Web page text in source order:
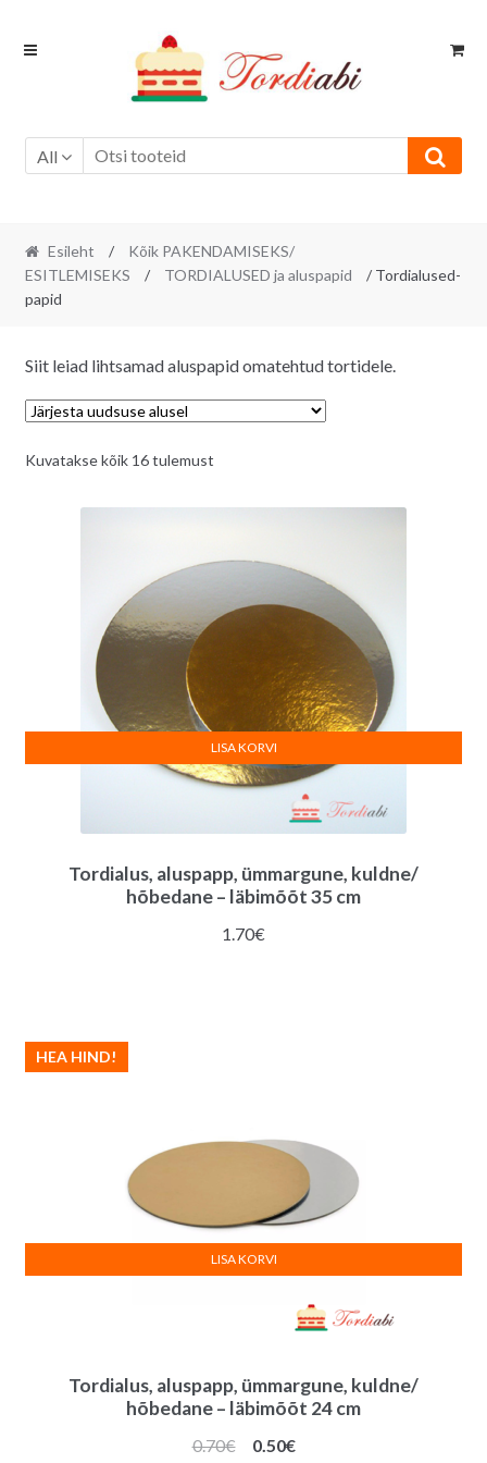
Skip
Skip
All
Esileht /
Kõik PAKENDAMISEKS/
ESITLEMISEKS
/ TORDIALUSED ja aluspapid
/ Tordialused-
papid
Siit leiad lihtsamad aluspapid omatehtud tortidele.
Kuvatakse kõik 16 tulemustSorditud
järgi
Tordialus, aluspapp, ümmargune, kuldne/
hõbedane – läbimõõt 35 cm
1.70€
LISA KORVI
Tordialus, aluspapp, ümmargune, kuldne/
hõbedane – läbimõõt 24 cm
HEA HIND!
0.70€
Algne
0.50€Praegune
LISA KORVI